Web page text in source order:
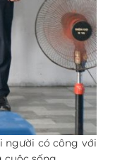
người có công với